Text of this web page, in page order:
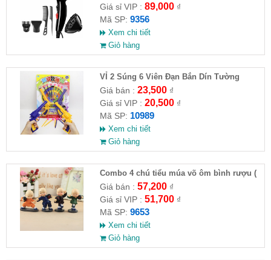
Giá sỉ VIP : 89,000₫
Mã SP: 9356
Xem chi tiết
Giỏ hàng
VỈ 2 Súng 6 Viên Đạn Bắn Dín Tường
Giá bán : 23,500₫
Giá sỉ VIP : 20,500₫
Mã SP: 10989
Xem chi tiết
Giỏ hàng
Combo 4 chú tiểu múa võ ôm bình rượu (
HĐ )
Giá bán : 57,200₫
Giá sỉ VIP : 51,700₫
Mã SP: 9653
Xem chi tiết
Giỏ hàng